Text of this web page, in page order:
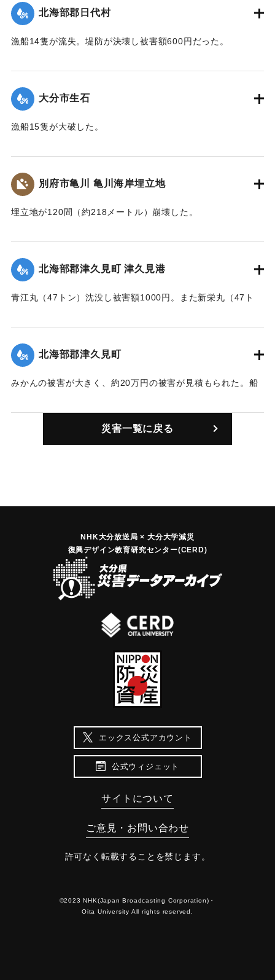
北海部郡日代村
漁船14隻が流失。堤防が決壊し被害額600円だった。
｜固有コード:00445008
大分市生石
漁船15隻が大破した。
｜固有コード:00445002
別府市亀川 亀川海岸埋立地
埋立地が120間（約218メートル）崩壊した。
｜固有コード:00445003
北海部郡津久見町 津久見港
青江丸（47トン）沈没し被害額1000円。また新栄丸（47ト
害額6000円。
｜固有コード:00445004
北海部郡津久見町
みかんの被害が大きく、約20万円の被害が見積もられた。船
よぶ見込み。
災害一覧に戻る
NHK大分放送局 × 大分大学減災
復興デザイン教育研究センター(CERD)
エックス公式アカウント
公式ウィジェット
サイトについて
ご意見・お問い合わせ
許可なく転載することを禁じます。
©2023 NHK(Japan Broadcasting Corporation)・
Oita University All rights reserved.